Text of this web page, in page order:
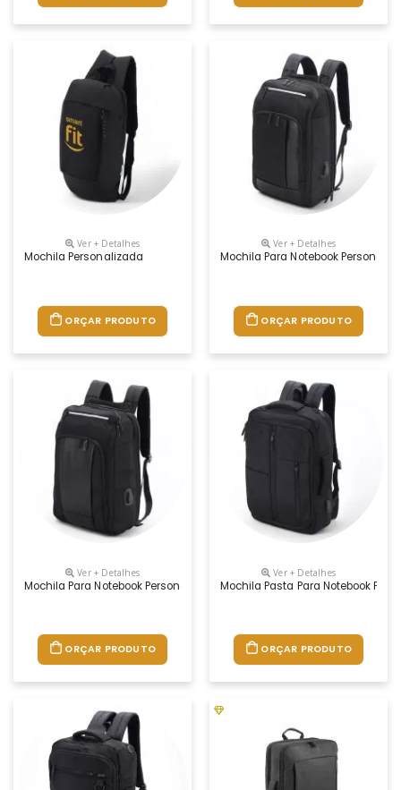
Ver + Detalhes
Mochila Personalizada
ORÇAR PRODUTO
Ver + Detalhes
Mochila Para Notebook
ORÇAR PRODUTO
Ver + Detalhes
Mochila Para Notebook Personalizada
ORÇAR PRODUTO
Ver + Detalhes
Mochila Pasta Para Notebook
ORÇAR PRODUTO